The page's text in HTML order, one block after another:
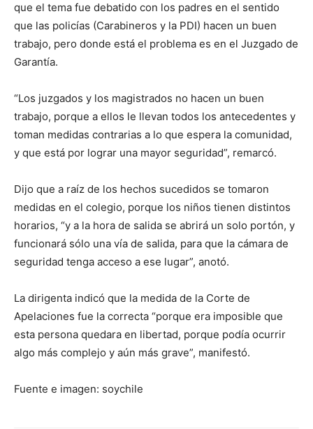
que el tema fue debatido con los padres en el sentido
que las policías (Carabineros y la PDI) hacen un buen
trabajo, pero donde está el problema es en el Juzgado de
Garantía.
“Los juzgados y los magistrados no hacen un buen
trabajo, porque a ellos le llevan todos los antecedentes y
toman medidas contrarias a lo que espera la comunidad,
y que está por lograr una mayor seguridad”, remarcó.
Dijo que a raíz de los hechos sucedidos se tomaron
medidas en el colegio, porque los niños tienen distintos
horarios, “y a la hora de salida se abrirá un solo portón, y
funcionará sólo una vía de salida, para que la cámara de
seguridad tenga acceso a ese lugar”, anotó.
La dirigenta indicó que la medida de la Corte de
Apelaciones fue la correcta “porque era imposible que
esta persona quedara en libertad, porque podía ocurrir
algo más complejo y aún más grave”, manifestó.
Fuente e imagen: soychile